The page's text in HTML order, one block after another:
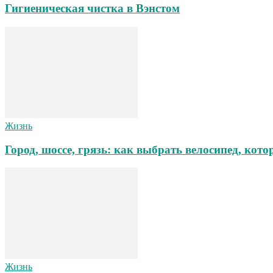
Гигиеническая чистка в Вэнстом
Жизнь
Город, шоссе, грязь: как выбрать велосипед,
Жизнь